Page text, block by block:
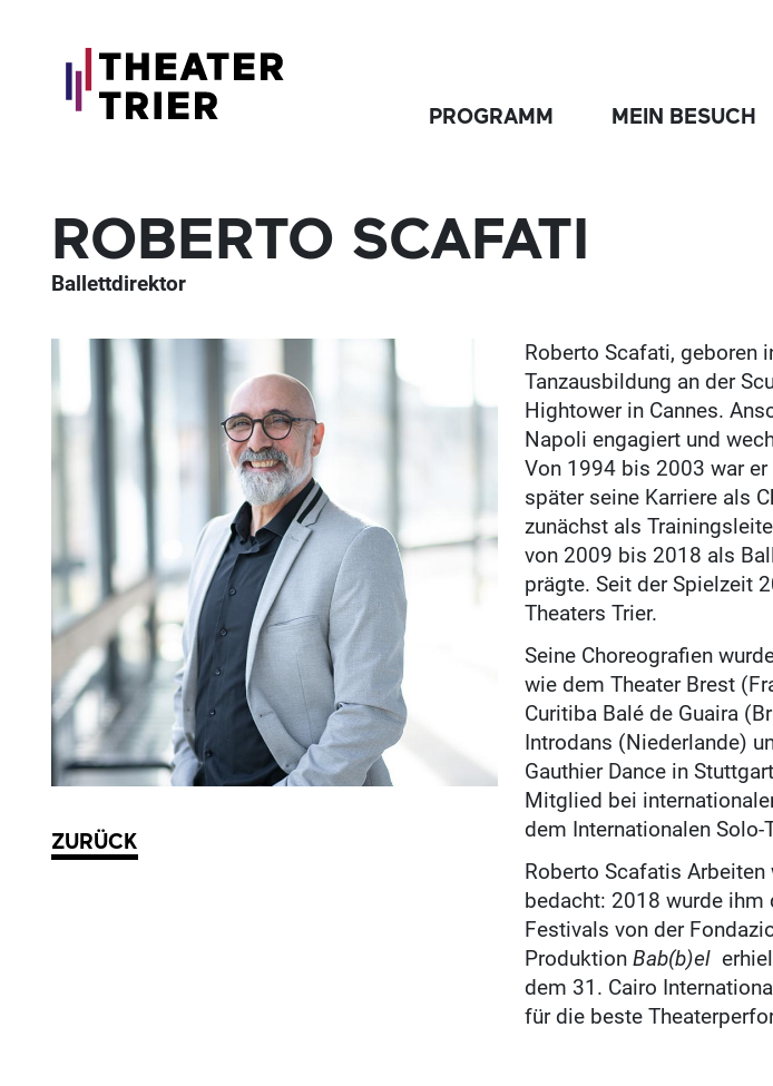
PROGRAMM MEIN BESUCH
ROBERTO SCAFATI
Ballettdirektor
ZURÜCK
Roberto Scafati, geboren
Tanzausbildung an der
Hightower in Cannes.
Napoli engagiert und
Von 1994 bis 2003 war
später seine Karriere als
zunächst als
von 2009 bis 2018 als
prägte. Seit der Spielzeit
Theaters Trier.
Seine Choreografien
wie dem Theater Brest
Curitiba Balé de Guaira
Introdans (Niederlande)
Gauthier Dance in
Mitglied bei
dem Internationalen Solo-
Roberto Scafatis
bedacht: 2018 wurde ihm
Festivals von der
ProduktionBab(b)el
dem 31. Cairo
für die beste